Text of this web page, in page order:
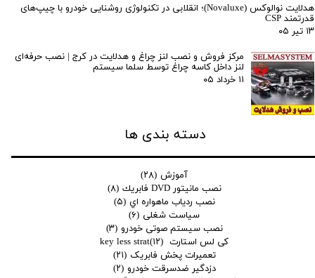
هدلایت نوالوکس (Novaluxe)؛ انقلابی در تکنولوژی روشنایی خودرو با چیپ‌های
قدرتمند CSP
۱۳ تیر ۰۵
مرکز فروش و نصب لنز چراغ و هدلایت در کرج | نصب حرفه‌ای
لنز داخل کاسه چراغ توسط سلما سیستم
۱۱ خرداد ۰۵
دسته بندی ها
آموزش (۲۸)
نصب مانيتور DVD فابريك
(۸)
نصب ردياب ماهواره اي (۵)
سیاست شغلی (۶)
نصب سیستم صوتی خودرو (۳)
کی لس استارت key less strat (۱۲)
تعمیرات پخش فابریک (۲۱)
دزدگیر ضدسرقت خودرو (۲)